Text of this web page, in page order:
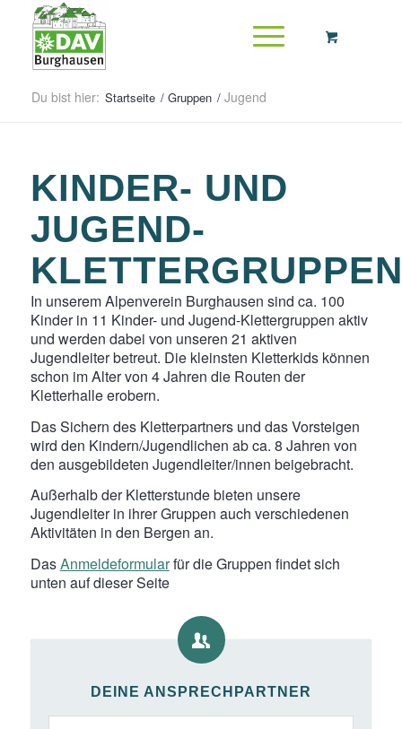
Du bist hier: Startseite / Gruppen / Jugend
KINDER- UND
JUGEND-
KLETTERGRUPPEN
In unserem Alpenverein Burghausen sind ca. 100
Kinder in 11 Kinder- und Jugend-Klettergruppen aktiv
und werden dabei von unseren 21 aktiven
Jugendleiter betreut. Die kleinsten Kletterkids können
schon im Alter von 4 Jahren die Routen der
Kletterhalle erobern.
Das Sichern des Kletterpartners und das Vorsteigen
wird den Kindern/Jugendlichen ab ca. 8 Jahren von
den ausgebildeten Jugendleiter/innen beigebracht.
Außerhalb der Kletterstunde bieten unsere
Jugendleiter in ihrer Gruppen auch verschiedenen
Aktivitäten in den Bergen an.
DasAnmeldeformularfür die Gruppen findet sich
unten auf dieser Seite
DEINE ANSPRECHPARTNER